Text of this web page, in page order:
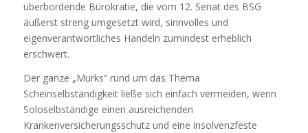
überbordende Bürokratie, die vom 12. Senat des BSG
äußerst streng umgesetzt wird, sinnvolles und
eigenverantwortliches Handeln zumindest erheblich
erschwert.
Der ganze „Murks“ rund um das Thema
Scheinselbständigkeit ließe sich einfach vermeiden, wenn
Soloselbständige einen ausreichenden
Krankenversicherungsschutz und eine insolvenzfeste